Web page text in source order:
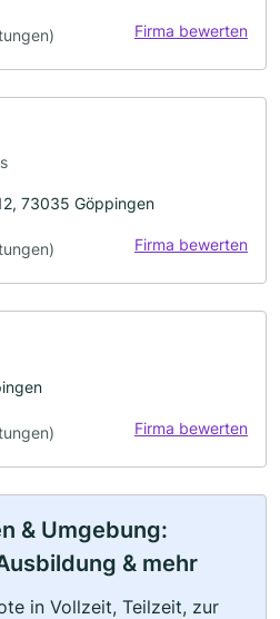
Firma bewerten
73035 Göppingen
Firma bewerten
Firma bewerten
& Umgebung:
& mehr
in Vollzeit, Teilzeit, zur